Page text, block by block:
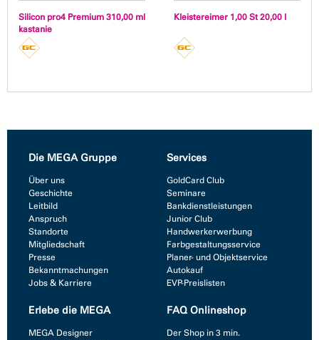
Silicon pro4 Premium 310,00 ml
kastanie
Kleistereimer 1,00 St 20,00 l
Die MEGA Gruppe
Über uns
Geschichte
Leitbild
Anspruch
Standorte
Mitgliedschaft
Presse
Bekanntmachungen
Jobs & Karriere
Services
GoldCard Club
Seminare
Bankdienstleistungen
Junior Club
Handwerkerwerbung
Farbgestaltungsservice
Planer- und Objektservice
Autokauf
EVP-Preislisten
Erlebe die MEGA
MEGA Designer
FAQ Onlineshop
Der Shop in 3 min.